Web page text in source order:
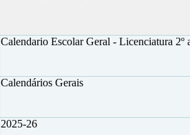
Calendario Escolar Geral - Licenciatura 2º
Calendários Gerais
2025-26